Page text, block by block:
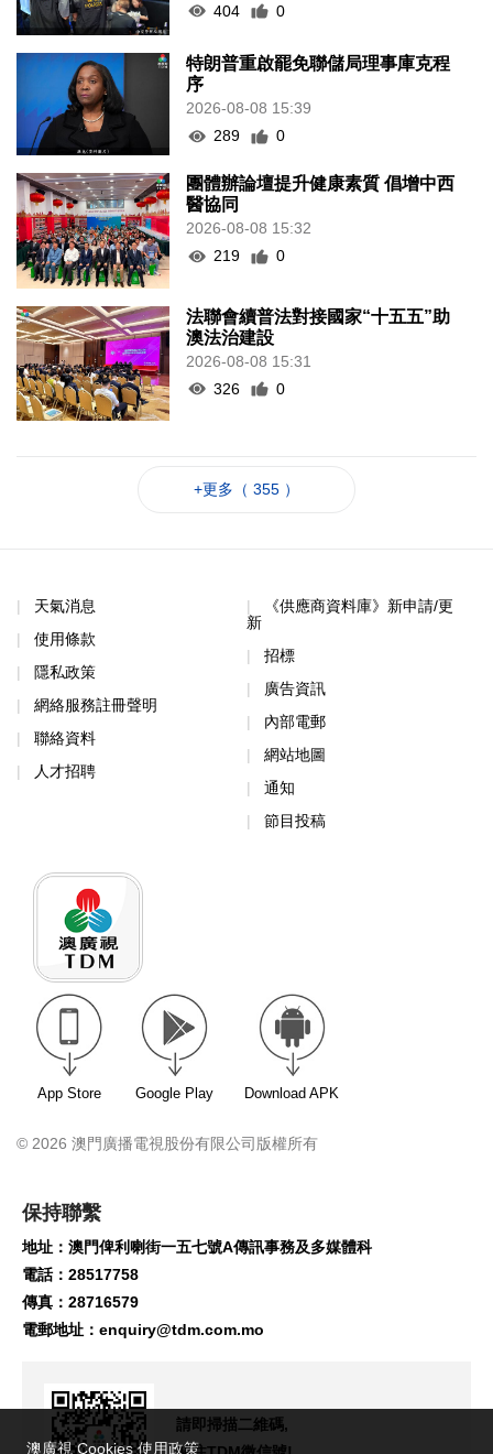
404
0
特朗普重啟罷免聯儲局理事庫克程
序
2026-08-08 15:39
289
0
團體辦論壇提升健康素質 倡增中西
醫協同
2026-08-08 15:32
219
0
法聯會續普法對接國家“十五五”助
澳法治建設
2026-08-08 15:31
326
0
+更多（ 355 ）
天氣消息
使用條款
隱私政策
網絡服務註冊聲明
聯絡資料
人才招聘
《供應商資料庫》新申請/更
新
招標
廣告資訊
內部電郵
網站地圖
通知
節目投稿
App Store Google Play Download APK
© 2026 澳門廣播電視股份有限公司版權所有
保持聯繫
地址：澳門俾利喇街一五七號A傳訊事務及多媒體科
電話：28517758
傳真：28716579
電郵地址： enquiry@tdm.com.mo
請即掃描二維碼,
澳廣視 Cookies 使用政策